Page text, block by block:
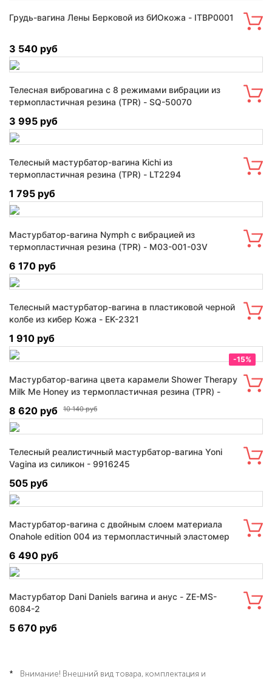
Грудь-вагина Лены Берковой из бИОкожа - ITBP0001
3 540 руб
Телесная вибровагина с 8 режимами вибрации из
термопластичная резина (TPR) - SQ-50070
3 995 руб
Телесный мастурбатор-вагина Kichi из
термопластичная резина (TPR) - LT2294
1 795 руб
Мастурбатор-вагина Nymph с вибрацией из
термопластичная резина (TPR) - M03-001-03V
6 170 руб
Телесный мастурбатор-вагина в пластиковой черной
колбе из кибер Кожа - EK-2321
1 910 руб
-15%
Мастурбатор-вагина цвета карамели Shower Therapy
Milk Me Honey из термопластичная резина (TPR) -
8 620 руб 10 140 руб
Телесный реалистичный мастурбатор-вагина Yoni
Vagina из силикон - 9916245
505 руб
Мастурбатор-вагина с двойным слоем материала
Onahole edition 004 из термопластичный эластомер
6 490 руб
Мастурбатор Dani Daniels вагина и анус - ZE-MS-
6084-2
5 670 руб
Внимание! Внешний вид товара, комплектация и